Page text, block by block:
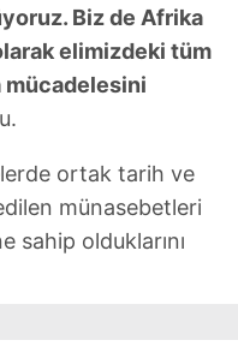
Biz de Afrika
elimizdeki tüm
mücadelesini
ortak tarih ve
münasebetleri
sahip olduklarını